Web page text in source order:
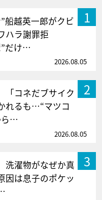
1
船越英一郎がクビ
ハラ謝罪拒
だけ…
2026.08.05
2
「コネだブサイク
れるも…“マツコ
ら…
2026.08.05
3
洗濯物がなぜか真
因は息子のポケッ